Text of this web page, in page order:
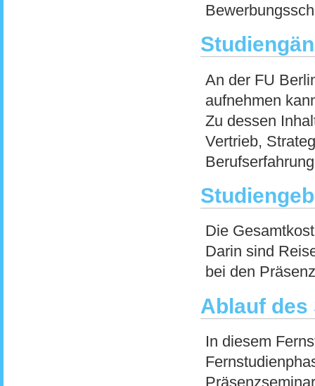
An der FU
aufnehmen
Zu dessen
Vertrieb,
Die
Darin sind
bei den
Ablauf
In diesem